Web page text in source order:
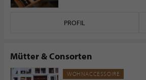
PROFIL
Mütter & Consorten
WOHNACCESSOIRE